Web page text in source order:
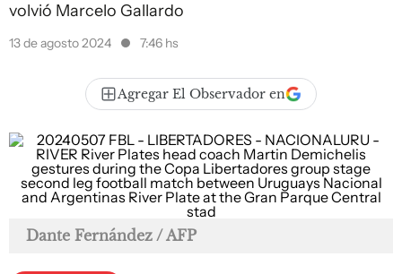
volvió Marcelo Gallardo
13 de agosto 2024 7:46 hs
Agregar El Observador en
Dante Fernández / AFP